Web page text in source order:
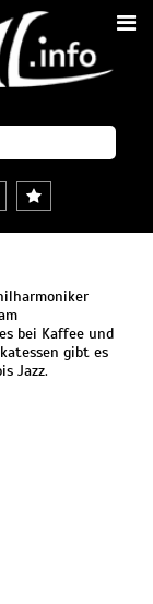
bei Kaffee und
gibt es
Jazz.